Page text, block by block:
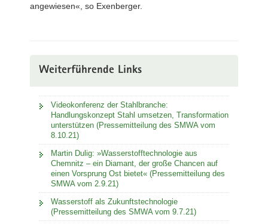
angewiesen«, so Exenberger.
Weiterführende Links
Videokonferenz der Stahlbranche:
Handlungskonzept Stahl umsetzen, Transformation
unterstützen (Pressemitteilung des SMWA vom
8.10.21)
Martin Dulig: »Wasserstofftechnologie aus
Chemnitz – ein Diamant, der große Chancen auf
einen Vorsprung Ost bietet« (Pressemitteilung des
SMWA vom 2.9.21)
Wasserstoff als Zukunftstechnologie
(Pressemitteilung des SMWA vom 9.7.21)